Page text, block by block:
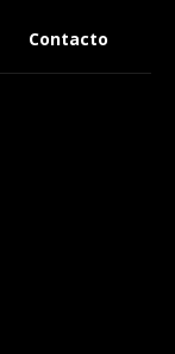
Contacto